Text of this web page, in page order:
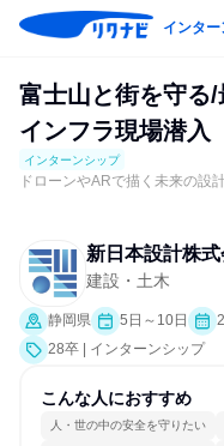
インター
富士山と街を守る
インフラ現場潜入
インターンシップ
ドローンやARで描く未来の設
新日本設計株
建設・土木
静岡県 5日～10日
28卒 | インターンシップ
こんな人におすすめ
人・世の中の安全を守りたい